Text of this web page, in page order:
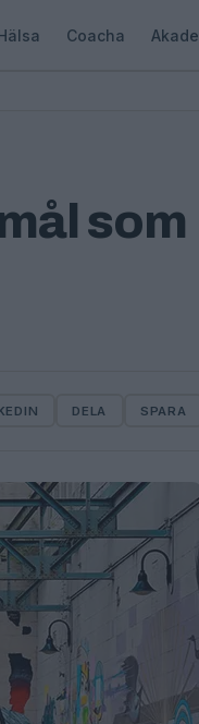
Coacha
som
DELA SPARA